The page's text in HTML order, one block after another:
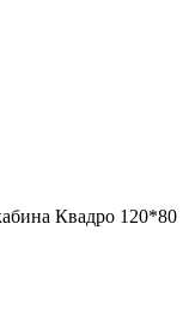
Квадро 120*80